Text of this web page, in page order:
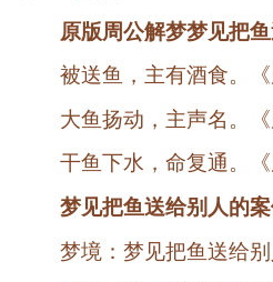
原版周公解梦梦见把
被送鱼，主有酒食。《
大鱼扬动，主声名。《
干鱼下水，命复通。《
梦见把鱼送给别人的
梦境：梦见把鱼送给